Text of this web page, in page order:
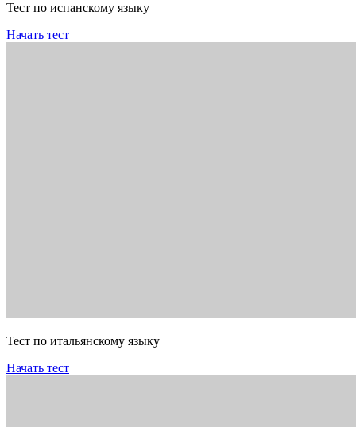
Тест по испанскому языку
Начать тест
Тест по итальянскому языку
Начать тест